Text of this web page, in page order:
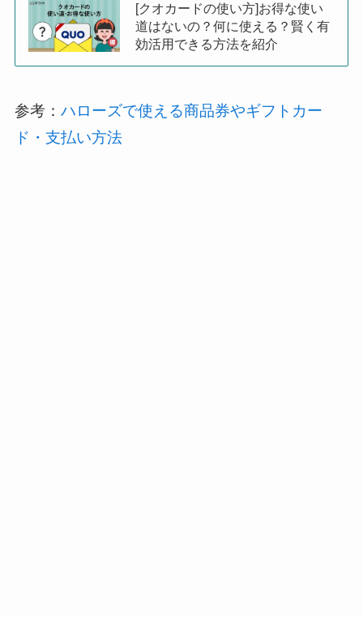
[クオカードの使い方]お得な使い
道はないの？何に使える？賢く有
効活用できる方法を紹介
参考： ハローズで使える商品券やギフトカー
ド・支払い方法